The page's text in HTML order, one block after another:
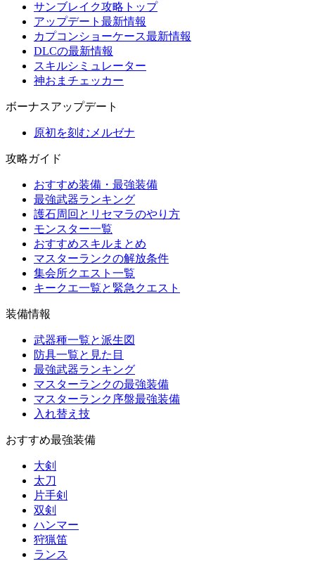
サンブレイク攻略トップ
アップデート最新情報
カプコンショーケース最新情報
DLCの最新情報
スキルシミュレーター
神おまチェッカー
ボーナスアップデート
原初を刻むメルゼナ
攻略ガイド
おすすめ装備・最強装備
最強武器ランキング
護石周回とリセマラのやり方
モンスター一覧
おすすめスキルまとめ
マスターランクの解放条件
集会所クエスト一覧
キークエ一覧と緊急クエスト
装備情報
武器種一覧と派生図
防具一覧と見た目
最強武器ランキング
マスターランクの最強装備
マスターランク序盤最強装備
入れ替え技
おすすめ最強装備
大剣
太刀
片手剣
双剣
ハンマー
狩猟笛
ランス